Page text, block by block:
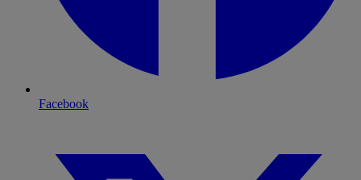
Facebook